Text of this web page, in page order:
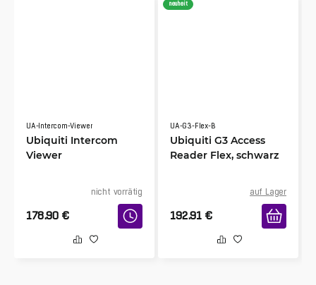
UA-Intercom-Viewer
Ubiquiti Intercom
Viewer
nicht vorrätig
178.90 €
neuheit
UA-G3-Flex-B
Ubiquiti G3 Access
Reader Flex, schwarz
auf Lager
192.91 €